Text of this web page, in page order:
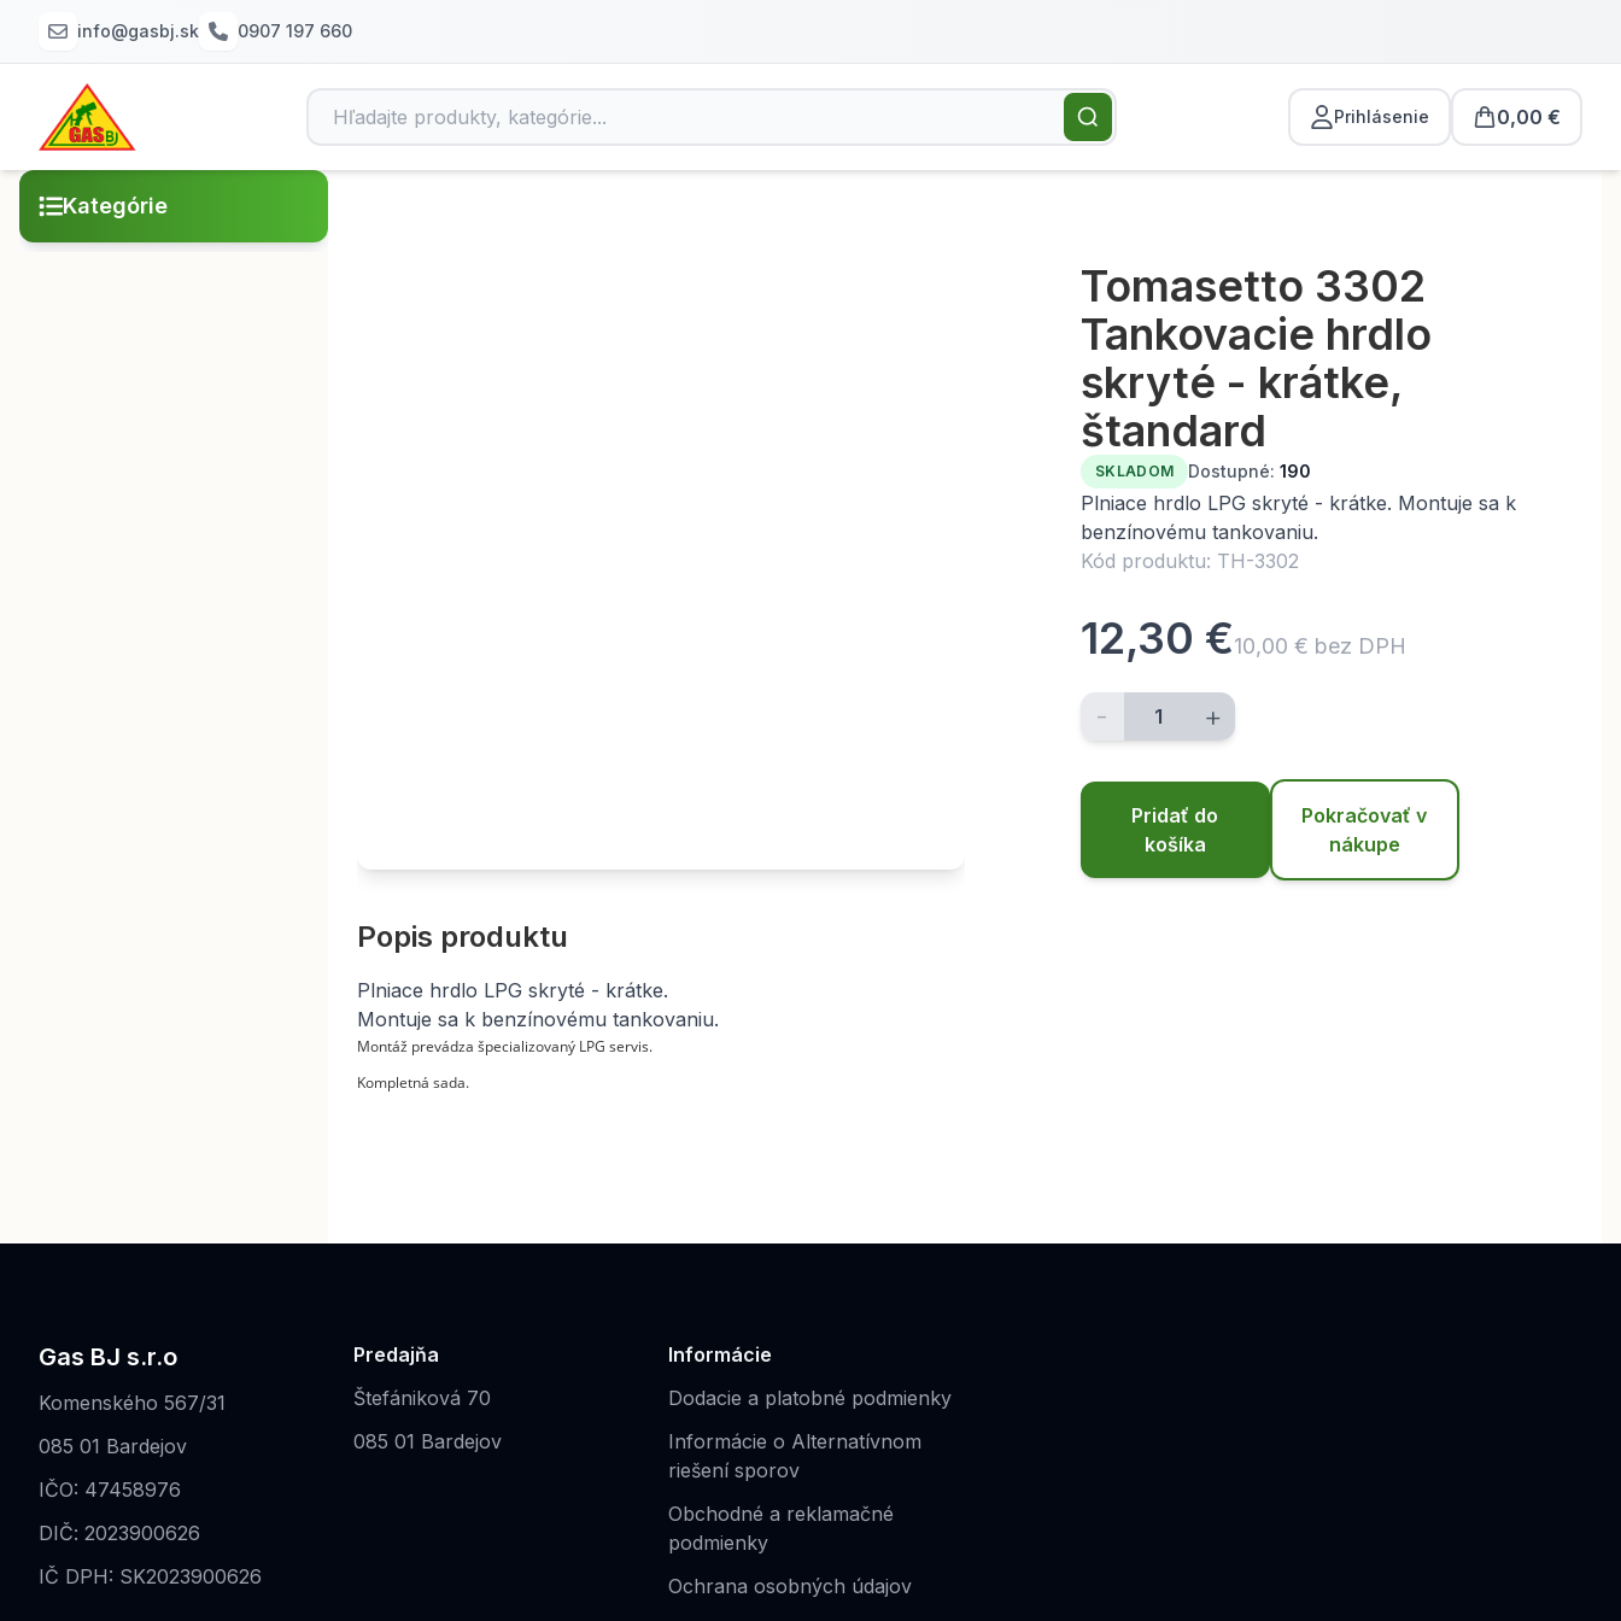
info@gasbj.sk 0907 197 660
Prihlásenie 0,00 €
Kategórie
Tomasetto 3302
Tankovacie hrdlo
skryté - krátke,
štandard
SKLADOM Dostupné: 190
Plniace hrdlo LPG skryté - krátke. Montuje sa k
benzínovému tankovaniu.
Kód produktu: TH-3302
12,30 €10,00 € bez DPH
- +
Pridať do
košíka
Pokračovať v
nákupe
Popis produktu
Plniace hrdlo LPG skryté - krátke.
Montuje sa k benzínovému tankovaniu.
Montáž prevádza špecializovaný LPG servis.
Kompletná sada.
Gas BJ s.r.o
Komenského 567/31
085 01 Bardejov
IČO: 47458976
DIČ: 2023900626
IČ DPH: SK2023900626
Predajňa
Štefániková 70
085 01 Bardejov
Informácie
Dodacie a platobné podmienky
Informácie o Alternatívnom
riešení sporov
Obchodné a reklamačné
podmienky
Ochrana osobných údajov